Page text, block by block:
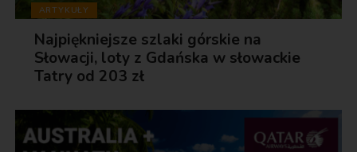
ARTYKUŁY
Najpiękniejsze szlaki górskie na
Słowacji, loty z Gdańska w słowackie
Tatry od 203 zł